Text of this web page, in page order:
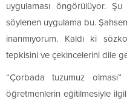
uygulaması öngörülüyor.
söylenen uygulama bu.
inanmıyorum. Kaldı ki
tepkisini ve çekincelerini dile
“Çorbada tuzumuz
öğretmenlerin eğitilmesiyle